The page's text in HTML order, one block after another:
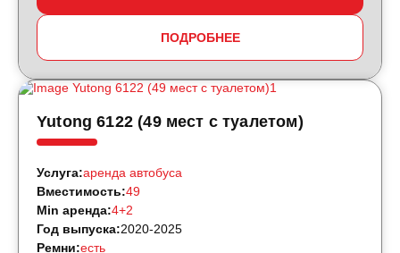
ПОДРОБНЕЕ
Yutong 6122 (49 мест с туалетом)
Услуга:аренда автобуса
Вместимость:49
Min аренда:4+2
Год выпуска:2020-2025
Ремни:есть